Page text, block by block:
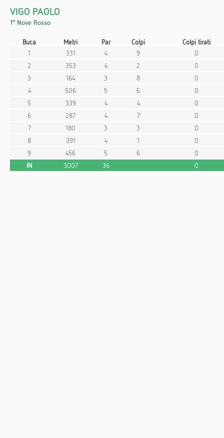
VIGO PAOLO
1° Nove Rosso
Buca Metri Par Colpi
Colpi tirati
1
331 4 9
0
2
353 4 2
0
3
164 3 8
0
4
506 5 5
0
5
339 4 4
0
6
287 4 7
0
7
180 3 3
0
8
391 4 1
0
9
456 5 6
0
IN
3007 36 0